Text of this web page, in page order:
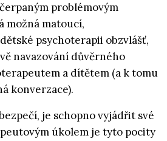
problémovým
možná matoucí,
psychoterapii obzvlášť,
navazování důvěrného
a dítětem (a k tomu
konverzace).
je schopno vyjádřit své
úkolem je tyto pocity